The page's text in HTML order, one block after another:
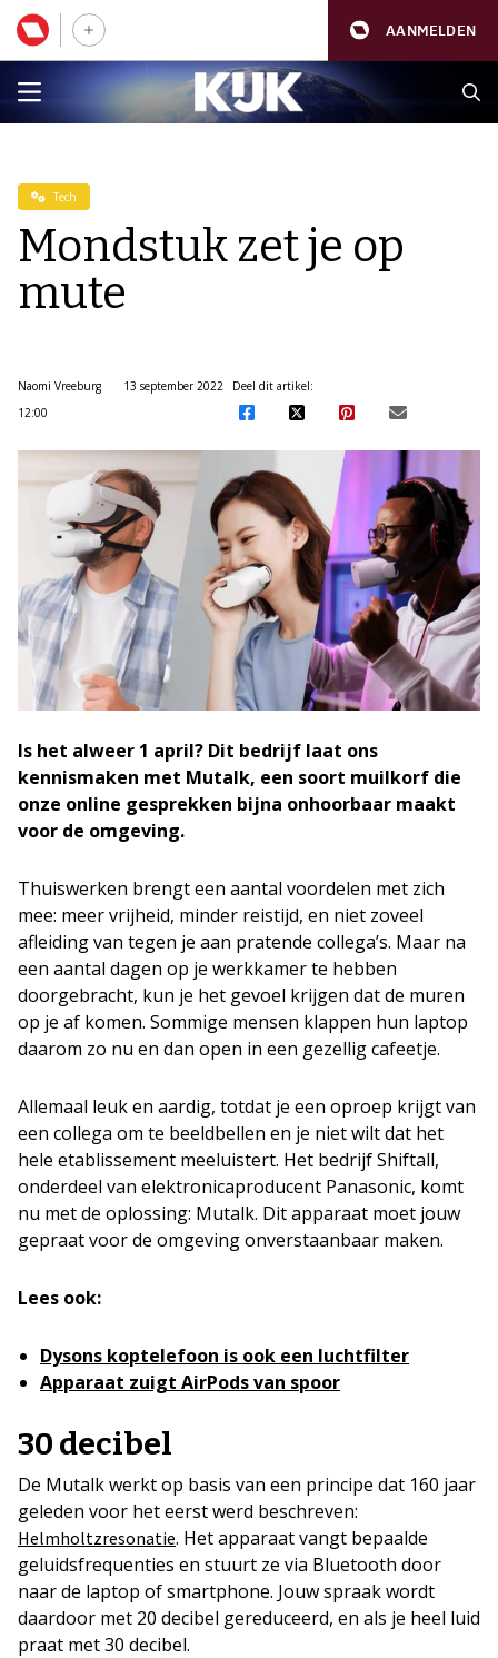
AANMELDEN
Tech
Mondstuk zet je op
mute
Naomi Vreeburg
13 september 2022
12:00
Deel dit artikel:
Is het alweer 1 april? Dit bedrijf laat ons
kennismaken met Mutalk, een soort muilkorf die
onze online gesprekken bijna onhoorbaar maakt
voor de omgeving.
Thuiswerken brengt een aantal voordelen met zich
mee: meer vrijheid, minder reistijd, en niet zoveel
afleiding van tegen je aan pratende collega’s. Maar na
een aantal dagen op je werkkamer te hebben
doorgebracht, kun je het gevoel krijgen dat de muren
op je af komen. Sommige mensen klappen hun laptop
daarom zo nu en dan open in een gezellig cafeetje.
Allemaal leuk en aardig, totdat je een oproep krijgt van
een collega om te beeldbellen en je niet wilt dat het
hele etablissement meeluistert. Het bedrijf Shiftall,
onderdeel van elektronicaproducent Panasonic, komt
nu met de oplossing: Mutalk. Dit apparaat moet jouw
gepraat voor de omgeving onverstaanbaar maken.
Lees ook:
Dysons koptelefoon is ook een luchtfilter
Apparaat zuigt AirPods van spoor
30 decibel
De Mutalk werkt op basis van een principe dat 160 jaar
geleden voor het eerst werd beschreven:
Helmholtzresonatie. Het apparaat vangt bepaalde
geluidsfrequenties en stuurt ze via Bluetooth door
naar de laptop of smartphone. Jouw spraak wordt
daardoor met 20 decibel gereduceerd, en als je heel luid
praat met 30 decibel.